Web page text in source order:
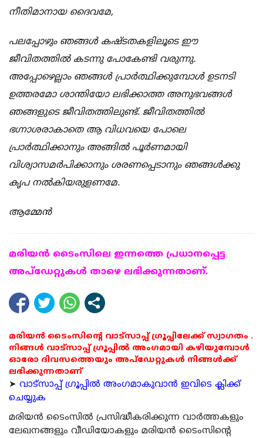
നീതിമാനായ ദൈവമേ,
പലപ്പോഴും ഞങ്ങള്‍ കഷ്ടതകളിലൂടെ ഈ
ജീവിതത്തില്‍ കടന്നു പോകേണ്ടി വരുന്നു.
അപ്പോഴെല്ലാം ഞങ്ങള്‍ പ്രാര്‍ത്ഥിക്കുമ്പോള്‍ ഉടനടി
ഉത്തരമോ ശാന്തിയോ ലഭിക്കാത്ത അനുഭവങ്ങള്‍
ഞങ്ങളുടെ ജീവിതത്തിലുണ്ട്. ജീവിതത്തില്‍
ഭഗ്നാശരാകാതെ ആ വിധവയെ പോലെ
പ്രാര്‍ത്ഥിക്കാനും അങ്ങില്‍ പൂര്‍ണമായി
വിശ്വാസമര്‍പിക്കാനും ശരണപ്പെടാനും ഞങ്ങള്‍ക്കു
കൃപ നല്‍കിയരുളണമേ.
ആമ്മേന്‍
മരിയന്‍ ടൈംസിലെ ഇന്നത്തെ പ്രധാനപ്പെട്ട
അപ്ഡേറ്റുകള്‍ താഴെ ലഭിക്കുന്നതാണ്.
മരിയൻ ടൈംസിന്റെ വാട്സാപ്പ് ഗ്രൂപ്പിലേക്ക് സ്വാഗതം .
നിങ്ങൾ വാട്സാപ്പ് ഗ്രൂപ്പിൽ അംഗമായി കഴിയുമ്പോൾ
ഓരോ ദിവസത്തെയും അപ്ഡേറ്റുകൾ നിങ്ങൾക്ക്
ലഭിക്കുന്നതാണ്
➤ വാട്സാപ്പ് ഗ്രൂപ്പിൽ അംഗമാകുവാൻ ഇവിടെ ക്ലിക്ക്
ചെയ്യുക
മരിയന്‍ ടൈംസില്‍ പ്രസിദ്ധീകരിക്കുന്ന വാര്‍ത്തകളും
ലേഖനങ്ങളും വീഡിയോകളും മരിയന്‍ ടൈംസിന്റെ